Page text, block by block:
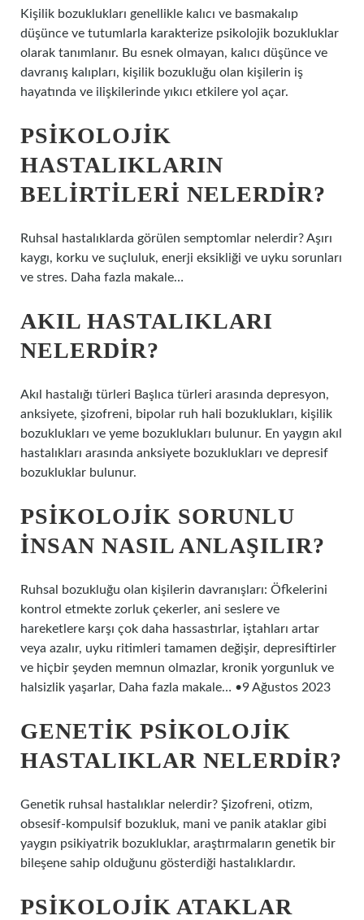
Kişilik bozuklukları genellikle kalıcı ve basmakalıp
düşünce ve tutumlarla karakterize psikolojik bozukluklar
olarak tanımlanır. Bu esnek olmayan, kalıcı düşünce ve
davranış kalıpları, kişilik bozukluğu olan kişilerin iş
hayatında ve ilişkilerinde yıkıcı etkilere yol açar.
PSIKOLOJIK
HASTALIKLARIN
BELIRTILERI NELERDIR?
Ruhsal hastalıklarda görülen semptomlar nelerdir? Aşırı
kaygı, korku ve suçluluk, enerji eksikliği ve uyku sorunları
ve stres. Daha fazla makale…
AKIL HASTALIKLARI
NELERDIR?
Akıl hastalığı türleri Başlıca türleri arasında depresyon,
anksiyete, şizofreni, bipolar ruh hali bozuklukları, kişilik
bozuklukları ve yeme bozuklukları bulunur. En yaygın akıl
hastalıkları arasında anksiyete bozuklukları ve depresif
bozukluklar bulunur.
PSIKOLOJIK SORUNLU
INSAN NASIL ANLAŞILIR?
Ruhsal bozukluğu olan kişilerin davranışları: Öfkelerini
kontrol etmekte zorluk çekerler, ani seslere ve
hareketlere karşı çok daha hassastırlar, iştahları artar
veya azalır, uyku ritimleri tamamen değişir, depresiftirler
ve hiçbir şeyden memnun olmazlar, kronik yorgunluk ve
halsizlik yaşarlar, Daha fazla makale… •9 Ağustos 2023
GENETIK PSIKOLOJIK
HASTALIKLAR NELERDIR?
Genetik ruhsal hastalıklar nelerdir? Şizofreni, otizm,
obsesif-kompulsif bozukluk, mani ve panik ataklar gibi
yaygın psikiyatrik bozukluklar, araştırmaların genetik bir
bileşene sahip olduğunu gösterdiği hastalıklardır.
PSIKOLOJIK ATAKLAR